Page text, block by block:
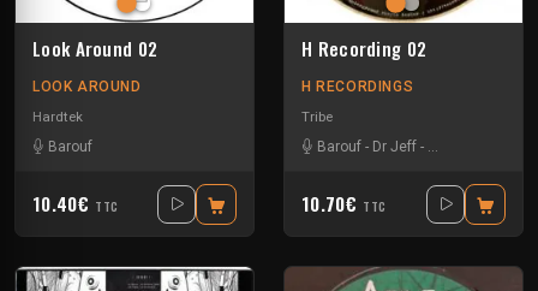
Look Around 02
LOOK AROUND
Hardtek
Barouf
10.40€ TTC
H Recording 02
H RECORDINGS
Tribe
Barouf - Dr Jeff - Les enfants
10.70€ TTC